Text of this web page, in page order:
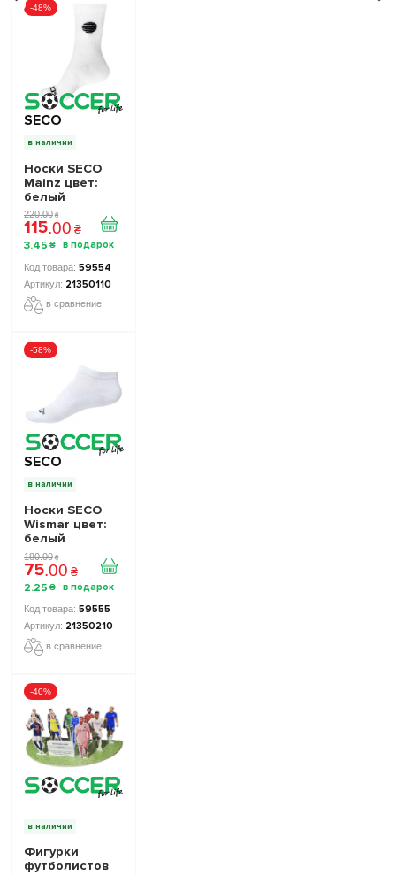
-48%
SECO
в наличии
Носки SECO
Mainz цвет:
белый
220.00 ₴
115.00 ₴
3.45 ₴
59554
21350110
в сравнение
-58%
SECO
в наличии
Носки SECO
Wismar цвет:
белый
180.00 ₴
75.00 ₴
2.25 ₴
59555
21350210
в сравнение
-40%
в наличии
Фигурки
футболистов